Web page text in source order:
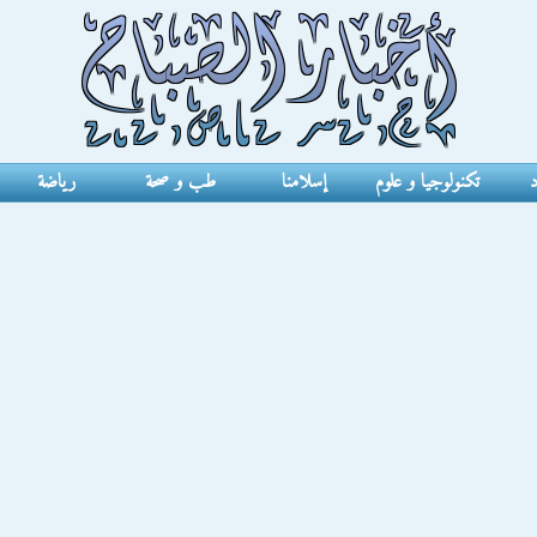
تكنولوجيا و علوم إسلامنا طب و صحة رياضة